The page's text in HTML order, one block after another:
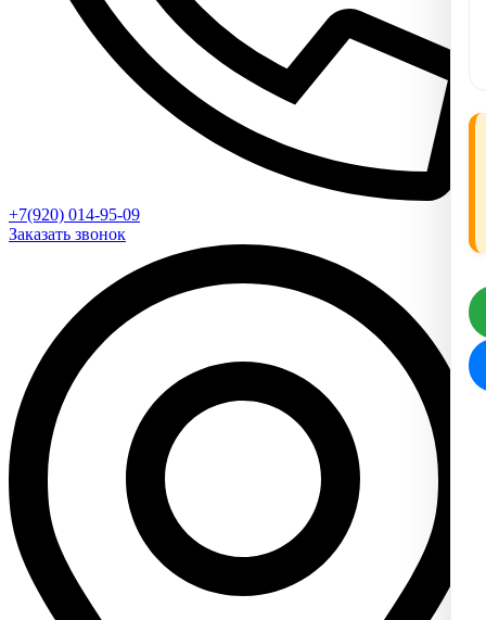
+7(920) 014-95-09
Заказать звонок